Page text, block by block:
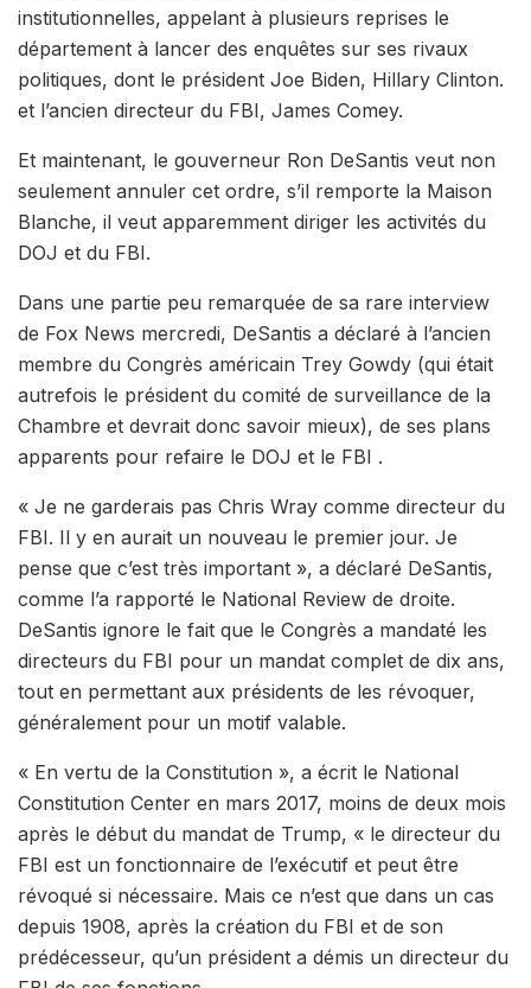
institutionnelles, appelant à plusieurs reprises le
département à lancer des enquêtes sur ses rivaux
politiques, dont le président Joe Biden, Hillary Clinton.
et l’ancien directeur du FBI, James Comey.
Et maintenant, le gouverneur Ron DeSantis veut non
seulement annuler cet ordre, s’il remporte la Maison
Blanche, il veut apparemment diriger les activités du
DOJ et du FBI.
Dans une partie peu remarquée de sa rare interview
de Fox News mercredi, DeSantis a déclaré à l’ancien
membre du Congrès américain Trey Gowdy (qui était
autrefois le président du comité de surveillance de la
Chambre et devrait donc savoir mieux), de ses plans
apparents pour refaire le DOJ et le FBI .
« Je ne garderais pas Chris Wray comme directeur du
FBI. Il y en aurait un nouveau le premier jour. Je
pense que c’est très important », a déclaré DeSantis,
comme l’a rapporté le National Review de droite.
DeSantis ignore le fait que le Congrès a mandaté les
directeurs du FBI pour un mandat complet de dix ans,
tout en permettant aux présidents de les révoquer,
généralement pour un motif valable.
« En vertu de la Constitution », a écrit le National
Constitution Center en mars 2017, moins de deux mois
après le début du mandat de Trump, « le directeur du
FBI est un fonctionnaire de l’exécutif et peut être
révoqué si nécessaire. Mais ce n’est que dans un cas
depuis 1908, après la création du FBI et de son
prédécesseur, qu’un président a démis un directeur du